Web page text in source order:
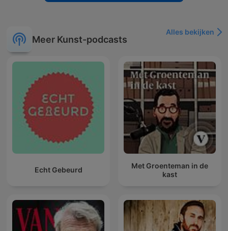
Meer Kunst-podcasts
Alles bekijken
Echt Gebeurd
Met Groenteman in de
kast